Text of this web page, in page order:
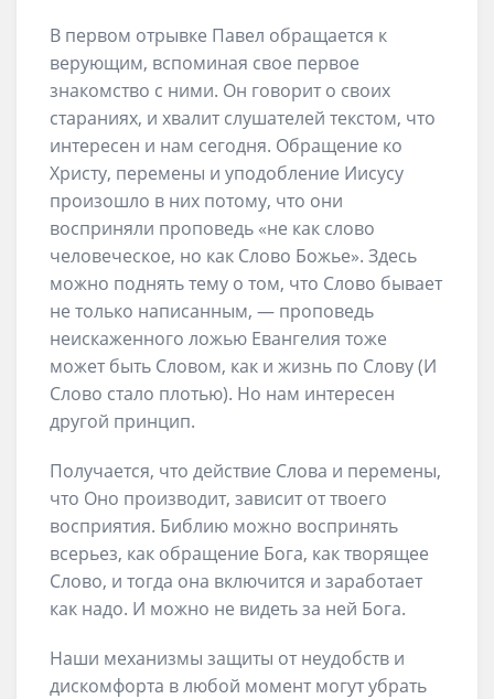
В первом отрывке Павел обращается к
верующим, вспоминая свое первое
знакомство с ними. Он говорит о своих
стараниях, и хвалит слушателей текстом, что
интересен и нам сегодня. Обращение ко
Христу, перемены и уподобление Иисусу
произошло в них потому, что они
восприняли проповедь «не как слово
человеческое, но как Слово Божье». Здесь
можно поднять тему о том, что Слово бывает
не только написанным, — проповедь
неискаженного ложью Евангелия тоже
может быть Словом, как и жизнь по Слову (И
Слово стало плотью). Но нам интересен
другой принцип.
Получается, что действие Слова и перемены,
что Оно производит, зависит от твоего
восприятия. Библию можно воспринять
всерьез, как обращение Бога, как творящее
Слово, и тогда она включится и заработает
как надо. И можно не видеть за ней Бога.
Наши механизмы защиты от неудобств и
дискомфорта в любой момент могут убрать